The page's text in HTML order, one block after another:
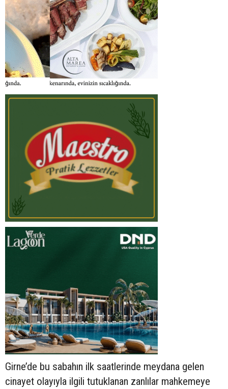
Girne’de bu sabahın ilk saatlerinde meydana gelen
cinayet olayıyla ilgili tutuklanan zanlılar mahkemeye